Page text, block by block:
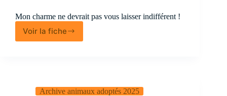
Mon charme ne devrait pas vous laisser indifférent !
Voir la fiche
Véra
Archive animaux adoptés 2025